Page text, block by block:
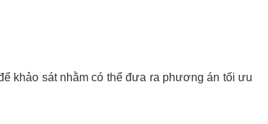
khảo sát nhằm có thể đưa ra phương án tối ưu